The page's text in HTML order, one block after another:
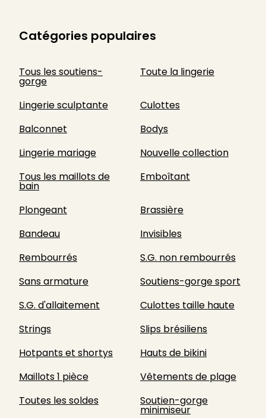
Catégories populaires
Tous les soutiens-
gorge
Toute la lingerie
Lingerie sculptante
Culottes
Balconnet
Bodys
Lingerie mariage
Nouvelle collection
Tous les maillots de
bain
Emboîtant
Plongeant
Brassière
Bandeau
Invisibles
Rembourrés
S.G. non rembourrés
Sans armature
Soutiens-gorge sport
S.G. d'allaitement
Culottes taille haute
Strings
Slips brésiliens
Hotpants et shortys
Hauts de bikini
Maillots 1 pièce
Vêtements de plage
Toutes les soldes
Soutien-gorge
minimiseur